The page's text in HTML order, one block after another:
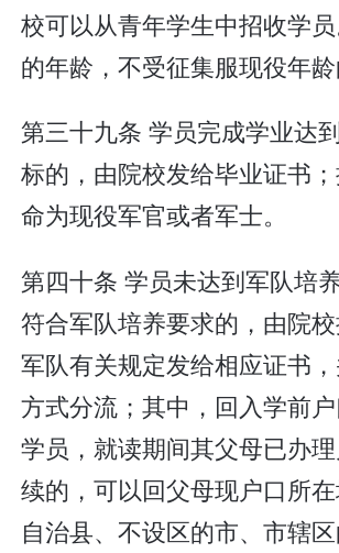
校可以从青年学生中招收学
的年龄，不受征集服现役年龄
第三十九条 学员完成学业达
标的，由院校发给毕业证书
命为现役军官或者军士。
第四十条 学员未达到军队培
符合军队培养要求的，由院
军队有关规定发给相应证书
方式分流；其中，回入学前
学员，就读期间其父母已办
续的，可以回父母现户口所在
自治县、不设区的市、市辖